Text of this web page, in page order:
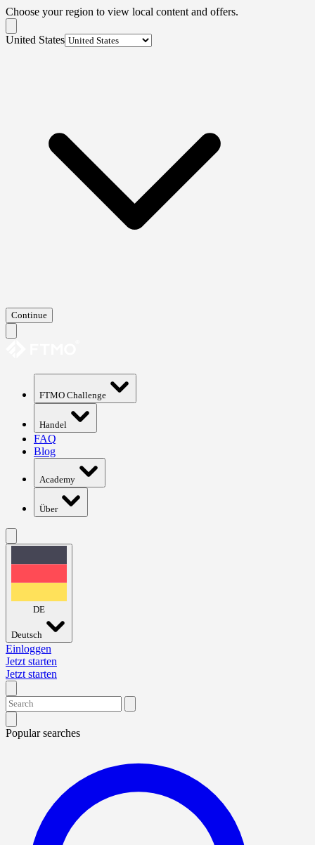
Choose your region to view local content and offers.
United States
Continue
FTMO Challenge
Handel
FAQ
Blog
Academy
Über
DE
Deutsch
Einloggen
Jetzt starten
Jetzt starten
Popular searches